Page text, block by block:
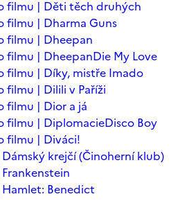
filmu | Děti těch druhých
filmu | Dharma Guns
filmu | Dheepan
filmu | DheepanDie My Love
filmu | Díky, mistře Imado
filmu | Dilili v Paříži
filmu | Dior a já
filmu | DiplomacieDisco Boy
filmu | Diváci!
krejčí (Činoherní klub)
Benedict